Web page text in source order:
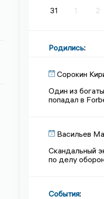
31
1 2
Родились:
Сорокин
Один из
попадал в
Васильев
Скандальный
по делу
События: